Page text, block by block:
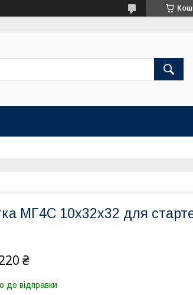
МГ4С 10х32х32 для
₴
до відправки